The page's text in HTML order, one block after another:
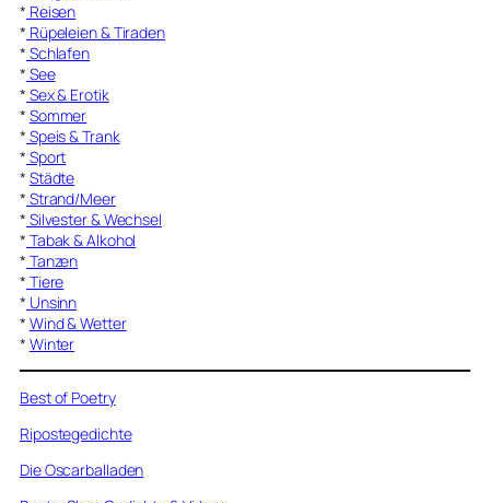
* Reisen
* Rüpeleien & Tiraden
* Schlafen
* See
* Sex & Erotik
* Sommer
* Speis & Trank
* Sport
* Städte
* Strand/Meer
* Silvester & Wechsel
* Tabak & Alkohol
* Tanzen
* Tiere
* Unsinn
* Wind & Wetter
* Winter
Best of Poetry
Ripostegedichte
Die Oscarballaden